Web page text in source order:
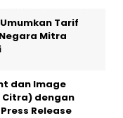
Tarif
Mitra
dan Image
Citra) dengan
Release